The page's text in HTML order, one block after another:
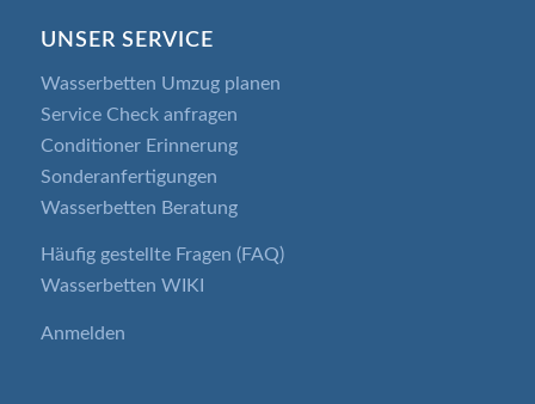
UNSER SERVICE
Wasserbetten Umzug planen
Service Check anfragen
Conditioner Erinnerung
Sonderanfertigungen
Wasserbetten Beratung
Häufig gestellte Fragen (FAQ)
Wasserbetten WIKI
Anmelden